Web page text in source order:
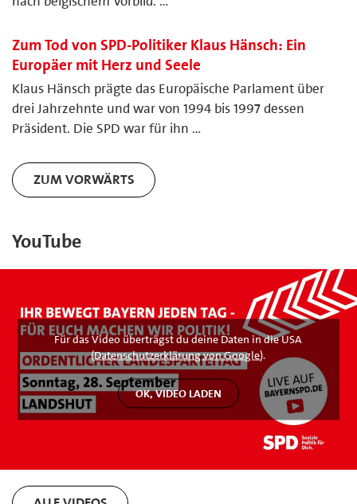
Zum Tod von SPD-Politiker Klaus Hänsch: Ein
Europäer mit Herz und Seele
Klaus Hänsch prägte das Europäische Parlament über
drei Jahrzehnte und war von 1994 bis 1997 dessen
Präsident. Die SPD war für ihn …
ZUM VORWÄRTS
YouTube
Für das Video überträgst du deine Daten in die USA
(Datenschutzerklärung von Google).